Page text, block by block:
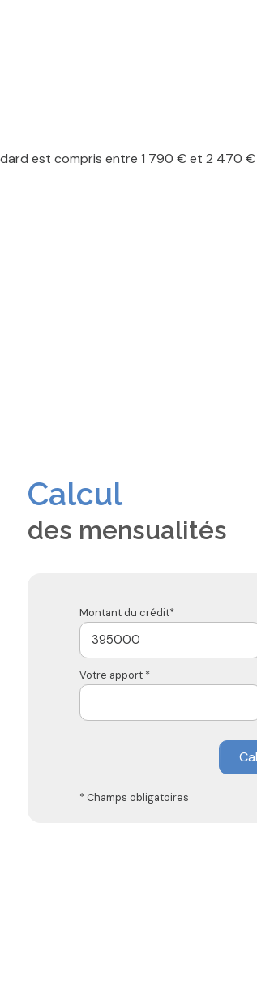
est compris entre 1 790 € et 2 470
Calcul
des mensualités
Montant du crédit*
Votre apport *
* Champs obligatoires